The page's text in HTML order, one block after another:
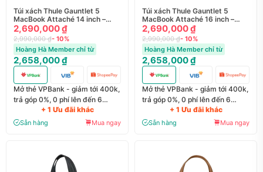
Túi xách Thule Gauntlet 5
MacBook Attaché 14 inch –
TGAE255
2,690,000 ₫
2,990,000 ₫- 10%
Hoàng Hà Member chỉ từ
2,658,000 ₫
Mở thẻ VPBank - giảm tới 400k,
trả góp 0%, 0 phí lên đến 6
+ 1 Ưu đãi khác
Sẵn hàng Mua ngay
Túi xách Thule Gauntlet 5
MacBook Attaché 16 inch –
TGAE255
2,690,000 ₫
2,990,000 ₫- 10%
Hoàng Hà Member chỉ từ
2,658,000 ₫
Mở thẻ VPBank - giảm tới 400k,
trả góp 0%, 0 phí lên đến 6
+ 1 Ưu đãi khác
Sẵn hàng Mua ngay